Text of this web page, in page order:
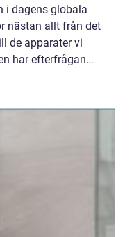
i dagens globala
nästan allt från det
de apparater vi
har efterfrågan